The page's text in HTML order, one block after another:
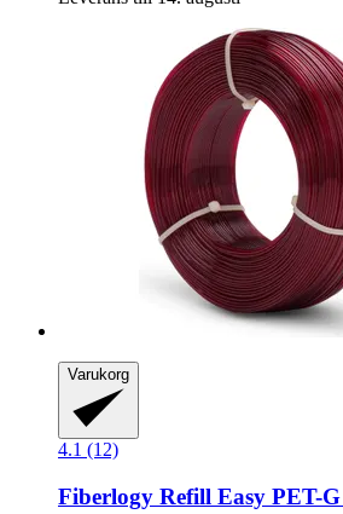
Varukorg
4.1 (12)
Fiberlogy Refill Easy PET-​